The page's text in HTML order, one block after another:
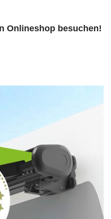
Onlineshop besuchen!